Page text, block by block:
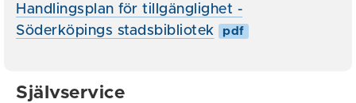
Handlingsplan för tillgänglighet -
Söderköpings stadsbibliotek
pdf
Självservice